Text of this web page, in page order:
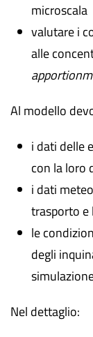
microscala
valutare i
alle
Al modello
i dati delle
con la loro
i dati
trasporto e
le
degli
Nel dettaglio: